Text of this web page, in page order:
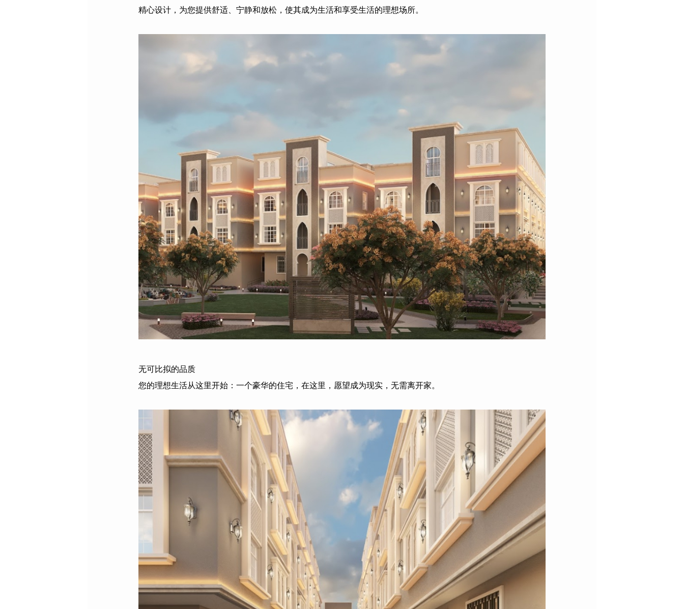
精心设计，为您提供舒适、宁静和放松，使其成为生活和享受生活的理想场所。
无可比拟的品质
您的理想生活从这里开始：一个豪华的住宅，在这里，愿望成为现实，无需离开家。